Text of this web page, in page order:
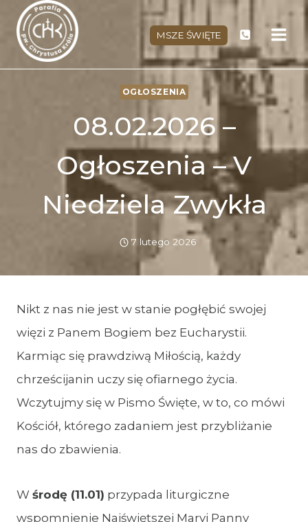
Przejdź
treści
MSZE ŚWIĘTE
OGŁOSZENIA
08.02.2026 –
Ogłoszenia – V
Niedziela Zwykła
7 lutego 2026
Nikt z nas nie jest w stanie pogłębić swojej
więzi z Panem Bogiem bez Eucharystii.
Karmiąc się prawdziwą Miłością, każdy
chrześcijanin uczy się ofiarnego życia.
Wczytujmy się w Pismo Święte, w to, co mówi
Kościół, którego zadaniem jest przybliżanie
nas do zbawienia.
W środę (11.01) przypada liturgiczne
wspomnienie Najświętszej Maryi Panny